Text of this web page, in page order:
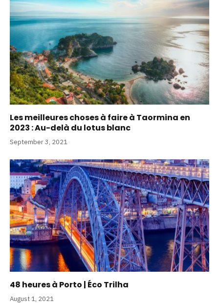
Les meilleures choses à faire à Taormina en
2023 : Au-delà du lotus blanc
September 3, 2021
48 heures à Porto | Éco Trilha
August 1, 2021